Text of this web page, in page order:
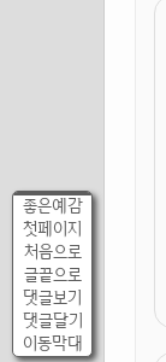
좋은예감
첫페이지
처음으로
글끝으로
댓글보기
댓글달기
이동막대